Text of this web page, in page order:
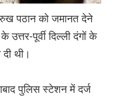
पठान को जमानत देने
पूर्वी दिल्ली दंगों के
थी।
पुलिस स्टेशन में दर्ज